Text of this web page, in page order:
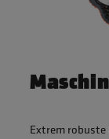
Extrem robuste